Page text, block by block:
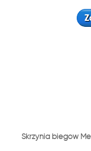
Skrzynia biegów